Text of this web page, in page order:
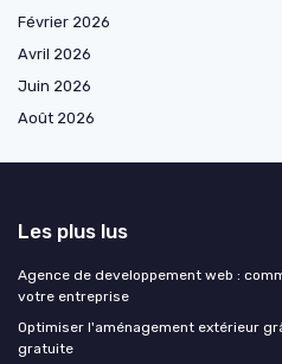
Février 2026
Avril 2026
Juin 2026
Août 2026
Les plus lus
Agence de developpement web :
votre entreprise
Optimiser l'aménagement extérieur
gratuite